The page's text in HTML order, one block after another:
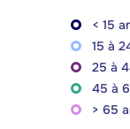
< 15
15 à
25 à
45 à
> 65